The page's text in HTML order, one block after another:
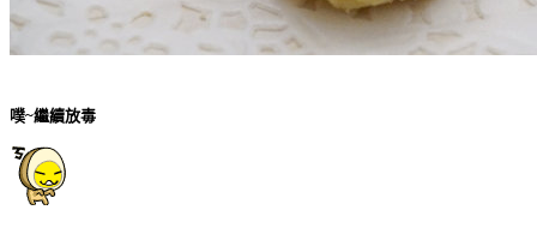
噗~繼續放毒